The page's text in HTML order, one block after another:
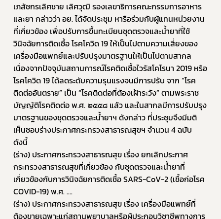
เภสัชกรเลิศชาย เลิศวุฒิ รองเลขาธิการคณะกรรมการอาหาร
และยา กล่าวว่า อย. ได้จัดประชุม หารือร่วมกับผู้แทนหน่วยงาน
ที่เกี่ยวข้อง เพื่อปรับการขึ้นทะเบียนชุดตรวจและน้ำยาที่ใช้
วินิจฉัยการติดเชื้อ โรคโควิด 19 ให้เป็นไปตามความเสี่ยงของ
เครื่องมือแพทย์และปรับปรุงมาตรฐานให้เป็นไปตามสากล
เนื่องจากปัจจุบันสถานการณ์โรคติดเชื้อไวรัสโคโรนา 2019 หรือ
โรคโควิด 19 ได้ลดระดับความรุนแรงจนมีการปรับ จาก “โรค
ติดต่ออันตราย” เป็น “โรคติดต่อที่ต้องเฝ้าระวัง” ตามพระราช
บัญญัติโรคติดต่อ พ.ศ. ๒๕๕๘ แล้ว และในสากลมีการปรับปรุง
มาตรฐานของชุดตรวจและน้ำยาฯ ดังกล่าว ที่ประชุมจึงมีมติ
เห็นชอบร่างประกาศกระทรวงสาธารณสุขฯ จำนวน 4 ฉบับ
ดังนี้
(ร่าง) ประกาศกระทรวงสาธารณสุข เรื่อง ยกเลิกประกาศ
กระทรวงสาธารณสุขที่เกี่ยวข้อง กับชุดตรวจและน้ำยาที่
เกี่ยวข้องกับการวินิจฉัยการติดเชื้อ SARS-CoV-2 (เชื้อก่อโรค
COVID-19) พ.ศ. ....
(ร่าง) ประกาศกระทรวงสาธารณสุข เรื่อง เครื่องมือแพทย์ที่
ต้องขายเฉพาะแก่สถานพยาบาลหรือผู้ประกอบวิชาชีพทางการ
Subscribe
เลือกหัวข้อที่ท่านต้องการ Subscribe
ข่าวประชาสัมพันธ์ทั่วไป